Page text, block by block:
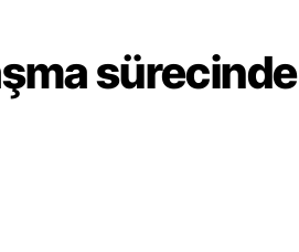
sürecinde